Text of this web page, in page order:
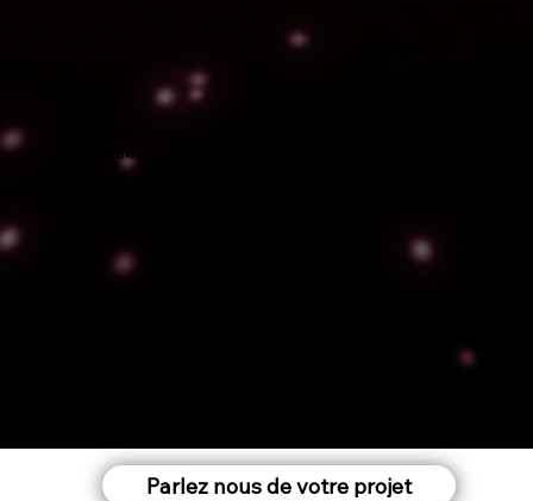
confirmés
Parlez nous de votre projet